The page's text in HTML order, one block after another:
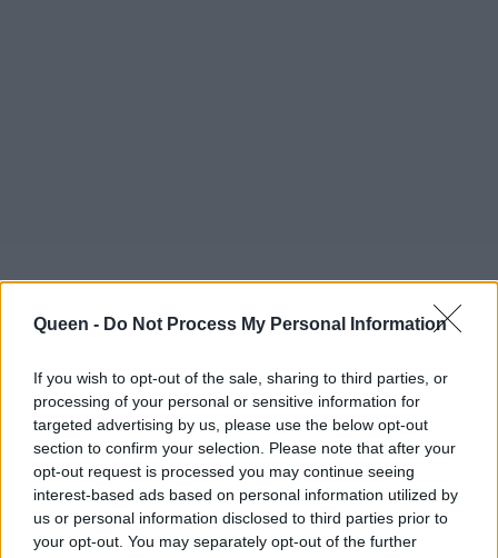
Queen - Do Not Process My Personal Information
If you wish to opt-out of the sale, sharing to third parties, or
processing of your personal or sensitive information for
targeted advertising by us, please use the below opt-out
section to confirm your selection. Please note that after your
opt-out request is processed you may continue seeing
interest-based ads based on personal information utilized by
us or personal information disclosed to third parties prior to
your opt-out. You may separately opt-out of the further
Η νέα αυτή σύνδεση στοχεύει να ενισχύσει την
προσβασιμότητα και την τουριστική ανάπτυξη